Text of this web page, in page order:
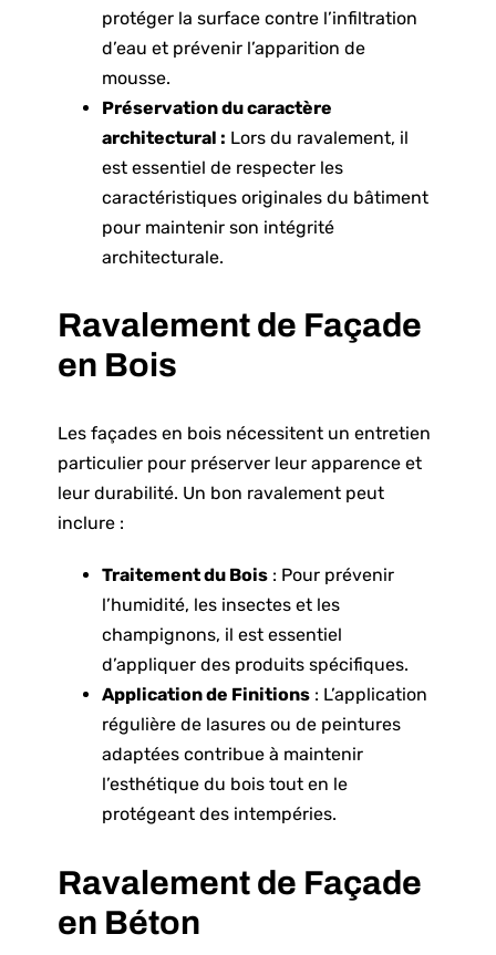
protéger la surface contre l’infiltration
d’eau et prévenir l’apparition de
mousse.
Préservation du caractère
architectural : Lors du ravalement, il
est essentiel de respecter les
caractéristiques originales du bâtiment
pour maintenir son intégrité
architecturale.
Ravalement de Façade
en Bois
Les façades en bois nécessitent un entretien
particulier pour préserver leur apparence et
leur durabilité. Un bon ravalement peut
inclure :
Traitement du Bois : Pour prévenir
l’humidité, les insectes et les
champignons, il est essentiel
d’appliquer des produits spécifiques.
Application de Finitions : L’application
régulière de lasures ou de peintures
adaptées contribue à maintenir
l’esthétique du bois tout en le
protégeant des intempéries.
Ravalement de Façade
en Béton